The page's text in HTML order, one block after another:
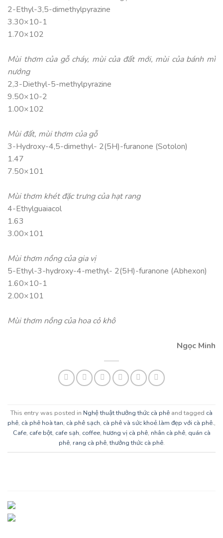
2-Ethyl-3,5-dimethylpyrazine
3.30×10-1
1.70×102
Mùi thơm của gỗ cháy, mùi của đất mới, mùi của bánh mì
nướng
2,3-Diethyl-5-methylpyrazine
9.50×10-2
1.00×102
Mùi đất, mùi thơm của gỗ
3-Hydroxy-4,5-dimethyl- 2(5H)-furanone (Sotolon)
1.47
7.50×101
Mùi thơm khét đặc trưng của hạt rang
4-Ethylguaiacol
1.63
3.00×101
Mùi thơm nồng của gia vị
5-Ethyl-3-hydroxy-4-methyl- 2(5H)-furanone (Abhexon)
1.60×10-1
2.00×101
Mùi thơm nồng của hoa cỏ khô
Ngọc Minh
This entry was posted in Nghệ thuật thưởng thức cà phê and tagged cà
phê, cà phê hoà tan, cà phê sạch, cà phê và sức khoẻ.làm đẹp với cà phê.,
Cafe, cafe bột, cafe sạh, coffee, hương vị cà phê, nhân cà phê, quán cà
phê, rang cà phê,thưởng thức cà phê.